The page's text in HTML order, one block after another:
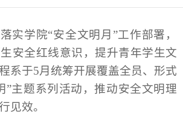
实学院“安全文明月”工作部署，
安全红线意识，提升青年学生文
系于5月统筹开展覆盖全员、形式
”主题系列活动，推动安全文明理
见效。